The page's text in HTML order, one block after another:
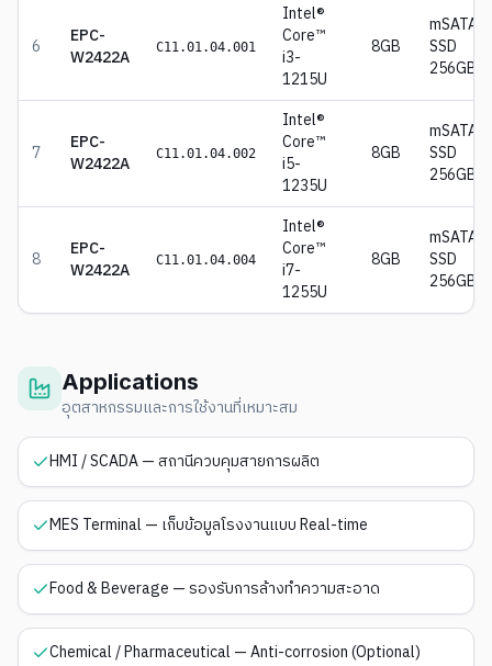
6
EPC-
W2422A
C11.01.04.001
Intel®
Core™
i3-
1215U
8GB
mSATA
SSD
256GB
7
EPC-
W2422A
C11.01.04.002
Intel®
Core™
i5-
1235U
8GB
mSATA
SSD
256GB
8
EPC-
W2422A
C11.01.04.004
Intel®
Core™
i7-
1255U
8GB
mSATA
SSD
256GB
Applications
อุตสาหกรรมและการใช้งานที่เหมาะสม
HMI / SCADA — สถานีควบคุมสายการผลิต
MES Terminal — เก็บข้อมูลโรงงานแบบ Real-time
Food & Beverage — รองรับการล้างทำความสะอาด
Chemical / Pharmaceutical — Anti-corrosion (Optional)